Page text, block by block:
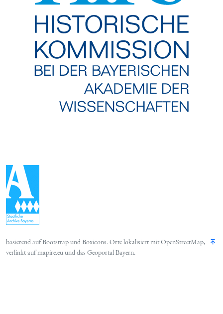
basierend aufBootstrapundBoxicons. Orte lokalisiert mitOpenStreetMap,
verlinkt aufmapire.euund das Geoportal Bayern.